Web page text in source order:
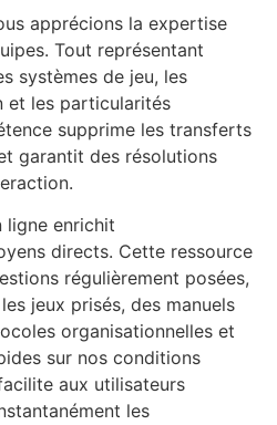
apprécions la expertise
Tout représentant
systèmes de jeu, les
et les particularités
supprime les transferts
garantit des résolutions
ligne enrichit
directs. Cette ressource
régulièrement posées,
jeux prisés, des manuels
organisationnelles et
sur nos conditions
aux utilisateurs
les